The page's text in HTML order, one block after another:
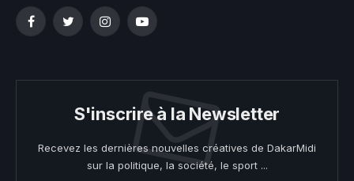
FacebookTwitterInstagramYouTube
S'inscrire à la Newsletter
Recevez les dernières nouvelles créatives de DakarMidi
sur la politique, la société, le sport ...